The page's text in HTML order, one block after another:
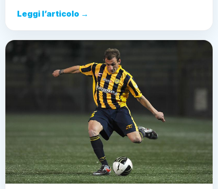
Leggi l’articolo →